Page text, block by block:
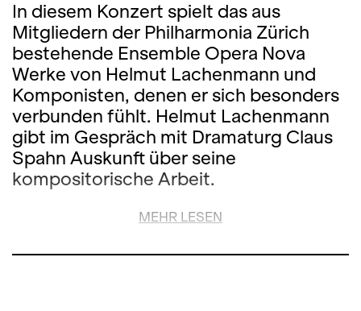
In diesem Konzert spielt das aus
Mitgliedern der Philharmonia Zürich
bestehende Ensemble Opera Nova
Werke von Helmut Lachenmann und
Komponisten, denen er sich besonders
verbunden fühlt. Helmut Lachenmann
gibt im Gespräch mit Dramaturg Claus
Spahn Auskunft über seine
kompositorische Arbeit.
MEHR LESEN